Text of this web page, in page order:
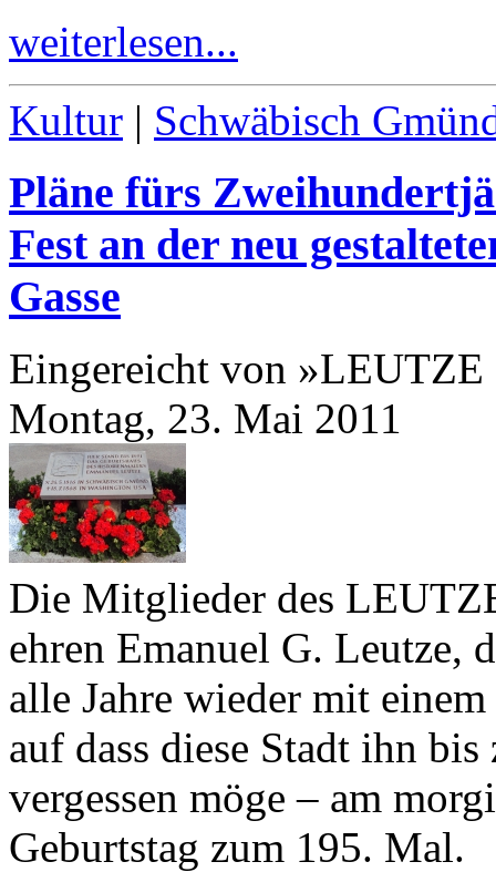
weiterlesen...
Kultur | Schwäbisch
Pläne fürs
Fest an der neu
Gasse
Eingereicht von »LEUTZE
Montag, 23. Mai 2011
Die Mitglieder des
ehren Emanuel G. Leutze,
alle Jahre wieder mit
auf dass diese Stadt ihn
vergessen möge – am
Geburtstag zum 195. Mal.